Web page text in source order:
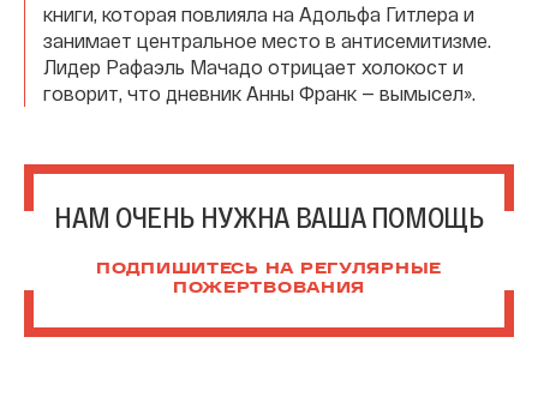
книги, которая повлияла на Адольфа Гитлера и
занимает центральное место в антисемитизме.
Лидер Рафаэль Мачадо отрицает холокост и
говорит, что дневник Анны Франк — вымысел».
НАМ ОЧЕНЬ НУЖНА ВАША ПОМОЩЬ
ПОДПИШИТЕСЬ НА РЕГУЛЯРНЫЕ
ПОЖЕРТВОВАНИЯ